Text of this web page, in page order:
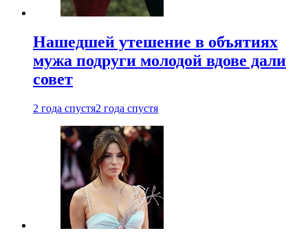
Нашедшей утешение в объятиях
мужа подруги молодой вдове дали
совет
2 года спустя2 года спустя